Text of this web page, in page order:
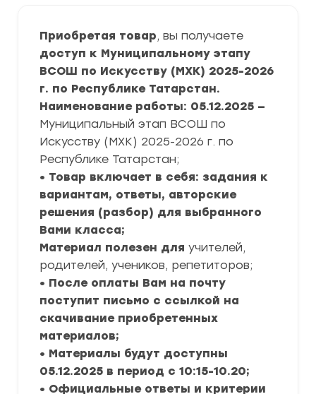
Приобретая товар, вы получаете
доступ к Муниципальному этапу
ВСОШ по Искусству (МХК) 2025-2026
г. по Республике Татарстан.
Наименование работы: 05.12.2025 —
Муниципальный этап ВСОШ по
Искусству (МХК) 2025-2026 г. по
Республике Татарстан;
• Товар включает в себя: задания к
вариантам, ответы, авторские
решения (разбор) для выбранного
Вами класса;
Материал полезен для учителей,
родителей, учеников, репетиторов;
• После оплаты Вам на почту
поступит письмо с ссылкой на
скачивание приобретенных
материалов;
• Материалы будут доступны
05.12.2025 в период с 10:15-10.20;
• Официальные ответы и критерии